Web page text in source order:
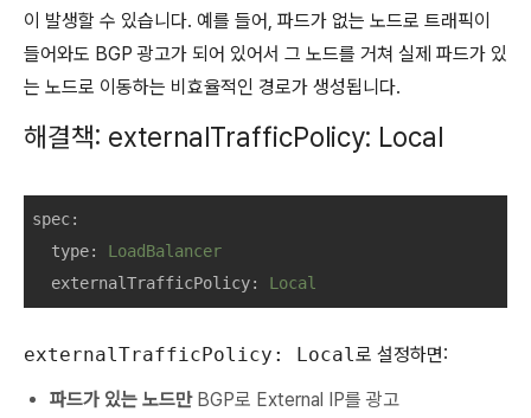
이 발생할 수 있습니다. 예를 들어, 파드가 없는 노드로 트래픽이
들어와도 BGP 광고가 되어 있어서 그 노드를 거쳐 실제 파드가 있
는 노드로 이동하는 비효율적인 경로가 생성됩니다.
해결책: externalTrafficPolicy: Local
spec:
type: LoadBalancer
externalTrafficPolicy: Local
externalTrafficPolicy: Local로 설정하면:
파드가 있는 노드만BGP로 External IP를 광고